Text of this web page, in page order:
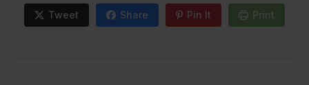
Tweet Share Pin It Print